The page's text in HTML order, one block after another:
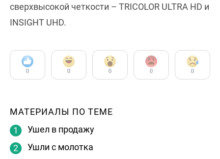
сверхвысокой четкости – TRICOLOR ULTRA HD и
INSIGHT UHD.
0 0 0 0 0
МАТЕРИАЛЫ ПО ТЕМЕ
Ушел в продажу
Ушли с молотка